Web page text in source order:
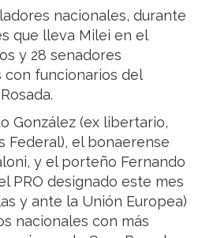
nacionales, durante
que lleva Milei en el
y 28 senadores
funcionarios del
González (ex libertario,
Federal), el bonaerense
y el porteño Fernando
PRO designado este mes
y ante la Unión Europea)
nacionales con más